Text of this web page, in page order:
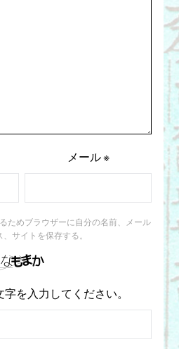
メール※
ためブラウザーに自分の名前、メール
、サイトを保存する。
字を入力してください。